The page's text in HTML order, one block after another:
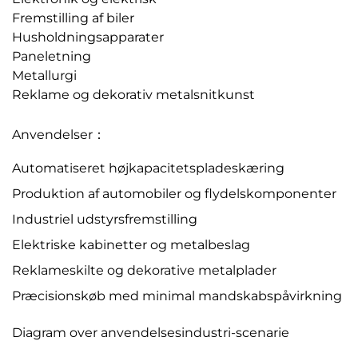
Fremstilling af biler
Husholdningsapparater
Paneletning
Metallurgi
Reklame og dekorativ metalsnitkunst
Anvendelser：
Automatiseret højkapacitetspladeskæring
Produktion af automobiler og flydelskomponenter
Industriel udstyrsfremstilling
Elektriske kabinetter og metalbeslag
Reklameskilte og dekorative metalplader
Præcisionskøb med minimal mandskabspåvirkning
Diagram over anvendelsesindustri-scenarie